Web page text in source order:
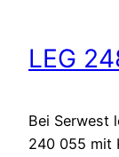
LEG
Bei Serwest
240 055 mit